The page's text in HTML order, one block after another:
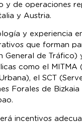
y de operaciones
y Austria.
y experiencia
que forman
General de Tráfico)
como el MITMA
el SCT
Forales de
incentivos